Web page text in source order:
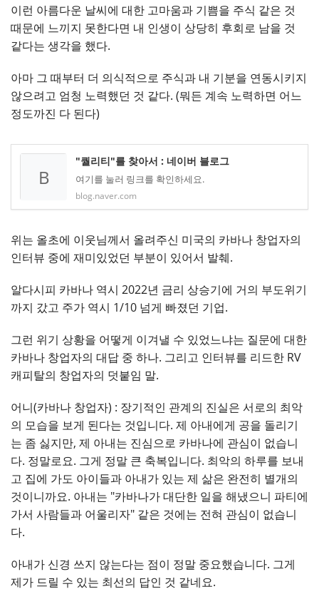
이런 아름다운 날씨에 대한 고마움과 기쁨을 주식 같은 것
때문에 느끼지 못한다면 내 인생이 상당히 후회로 남을 것
같다는 생각을 했다.
아마 그 때부터 더 의식적으로 주식과 내 기분을 연동시키지
않으려고 엄청 노력했던 것 같다. (뭐든 계속 노력하면 어느
정도까진 다 된다)
B
"퀄리티"를 찾아서 : 네이버 블로그
여기를 눌러 링크를 확인하세요.
blog.naver.com
위는 올초에 이웃님께서 올려주신 미국의 카바나 창업자의
인터뷰 중에 재미있었던 부분이 있어서 발췌.
알다시피 카바나 역시 2022년 금리 상승기에 거의 부도위기
까지 갔고 주가 역시 1/10 넘게 빠졌던 기업.
그런 위기 상황을 어떻게 이겨낼 수 있었느냐는 질문에 대한
카바나 창업자의 대답 중 하나. 그리고 인터뷰를 리드한 RV
캐피탈의 창업자의 덧붙임 말.
어니(카바나 창업자) : 장기적인 관계의 진실은 서로의 최악
의 모습을 보게 된다는 것입니다. 제 아내에게 공을 돌리기
는 좀 싫지만, 제 아내는 진심으로 카바나에 관심이 없습니
다. 정말로요. 그게 정말 큰 축복입니다. 최악의 하루를 보내
고 집에 가도 아이들과 아내가 있는 제 삶은 완전히 별개의
것이니까요. 아내는 "카바나가 대단한 일을 해냈으니 파티에
가서 사람들과 어울리자" 같은 것에는 전혀 관심이 없습니
다.
아내가 신경 쓰지 않는다는 점이 정말 중요했습니다. 그게
제가 드릴 수 있는 최선의 답인 것 같네요.